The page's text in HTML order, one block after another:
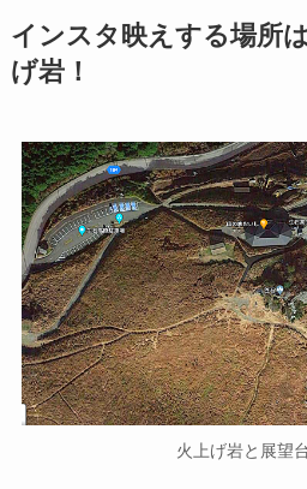
インスタ映えする場所
げ岩！
火上げ岩と展望